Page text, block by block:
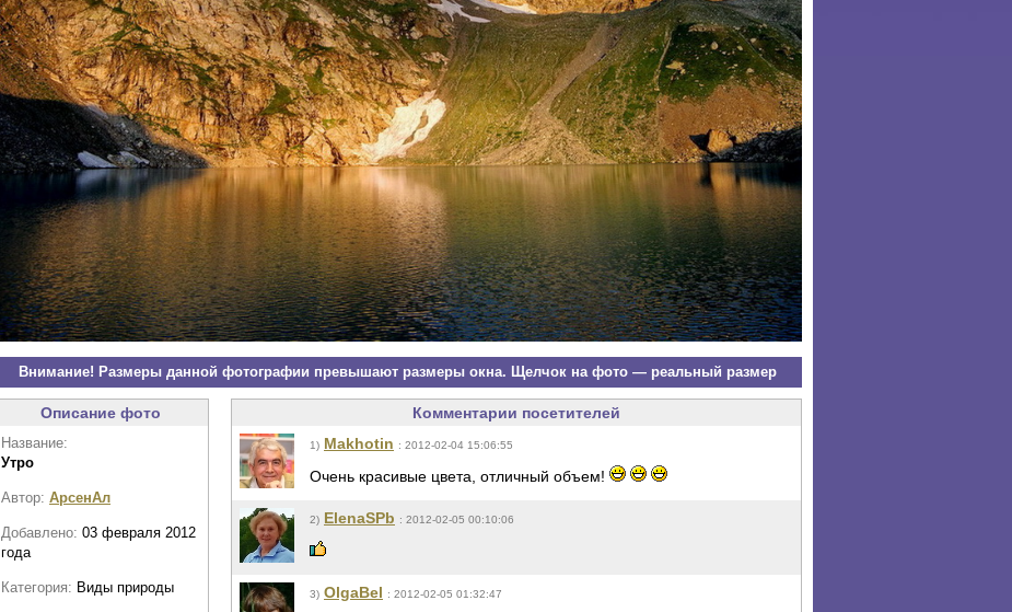
Внимание! Размеры данной фотографии превышают размеры окна. Щелчок на фото — реальный размер
Описание фото
Название:
Утро
Автор: АрсенАл
Добавлено: 03 февраля 2012
года
Категория: Виды природы
Комментарии посетителей
1) Makhotin : 2012-02-04 15:06:55
Очень красивые цвета, отличный объем!
2) ElenaSPb : 2012-02-05 00:10:06
3) OlgaBel : 2012-02-05 01:32:47